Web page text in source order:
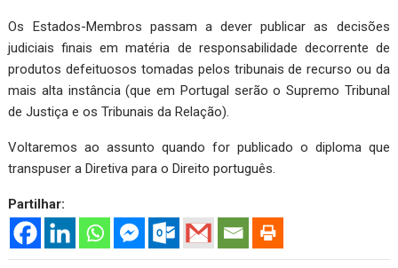
Os Estados-Membros passam a dever publicar as decisões
judiciais finais em matéria de responsabilidade decorrente de
produtos defeituosos tomadas pelos tribunais de recurso ou da
mais alta instância (que em Portugal serão o Supremo Tribunal
de Justiça e os Tribunais da Relação).
Voltaremos ao assunto quando for publicado o diploma que
transpuser a Diretiva para o Direito português.
Partilhar: